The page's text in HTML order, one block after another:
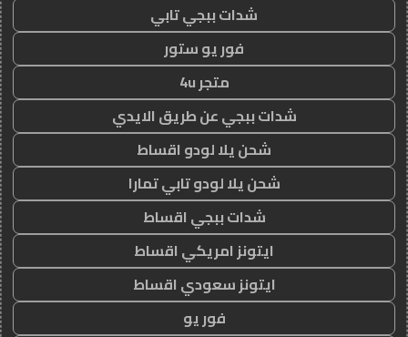
شدات ببجي تابي
فور يو ستور
متجر 4u
شدات ببجي عن طريق الايدي
شحن يلا لودو اقساط
شحن يلا لودو تابي تمارا
شدات ببجي اقساط
ايتونز امريكي اقساط
ايتونز سعودي اقساط
فور يو